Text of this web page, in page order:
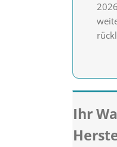
Ihr